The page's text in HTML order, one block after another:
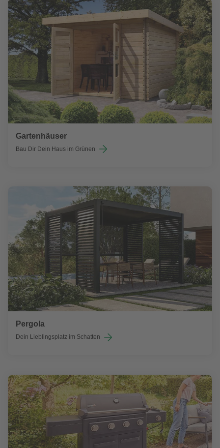
Gartenhäuser
Bau Dir Dein Haus im Grünen
Pergola
Dein Lieblingsplatz im Schatten